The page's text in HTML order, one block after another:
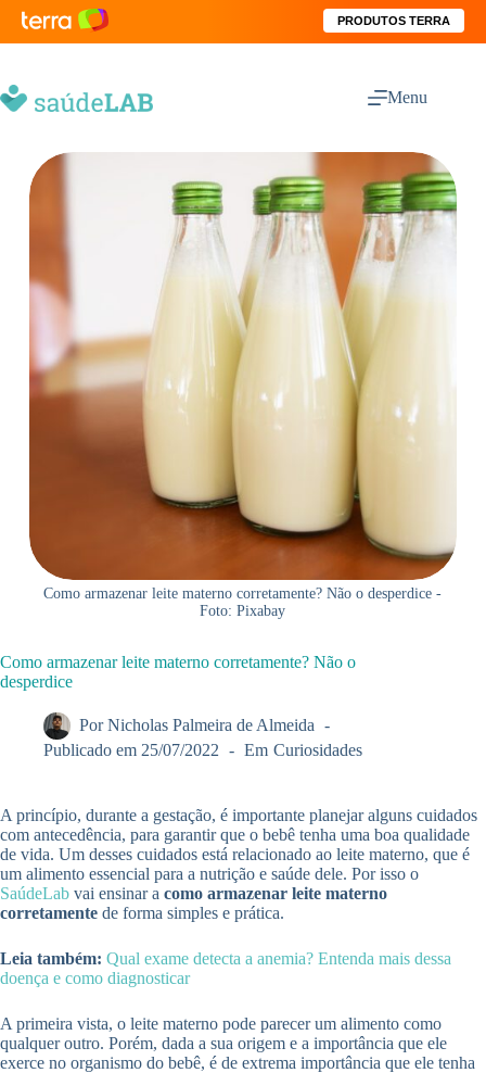
PRODUTOS TERRA
Menu
Como armazenar leite materno corretamente? Não o desperdice -
Foto: Pixabay
Como armazenar leite materno corretamente? Não o
desperdice
Por Nicholas Palmeira de Almeida
Publicado em 25/07/2022 Em Curiosidades
A princípio, durante a gestação, é importante planejar alguns cuidados
com antecedência, para garantir que o bebê tenha uma boa qualidade
de vida. Um desses cuidados está relacionado ao leite materno, que é
um alimento essencial para a nutrição e saúde dele. Por isso o
SaúdeLab vai ensinar a como armazenar leite materno
corretamente de forma simples e prática.
Leia também: Qual exame detecta a anemia? Entenda mais dessa
doença e como diagnosticar
A primeira vista, o leite materno pode parecer um alimento como
qualquer outro. Porém, dada a sua origem e a importância que ele
exerce no organismo do bebê, é de extrema importância que ele tenha